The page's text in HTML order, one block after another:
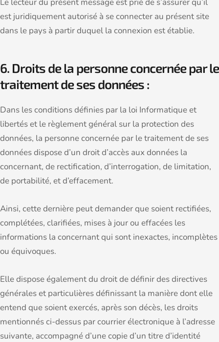
est juridiquement autorisé à se connecter au présent site
dans le pays à partir duquel la connexion est établie.
6. Droits de la personne concernée par le
traitement de ses données :
Dans les conditions définies par la loi Informatique et
libertés et le règlement général sur la protection des
données, la personne concernée par le traitement de ses
données dispose d’un droit d’accès aux données la
concernant, de rectification, d’interrogation, de limitation,
de portabilité, et d’effacement.
Ainsi, cette dernière peut demander que soient rectifiées,
complétées, clarifiées, mises à jour ou effacées les
informations la concernant qui sont inexactes, incomplètes
ou équivoques.
Elle dispose également du droit de définir des directives
générales et particulières définissant la manière dont elle
entend que soient exercés, après son décès, les droits
mentionnés ci-dessus par courrier électronique à l’adresse
suivante, accompagné d’une copie d’un titre d’identité